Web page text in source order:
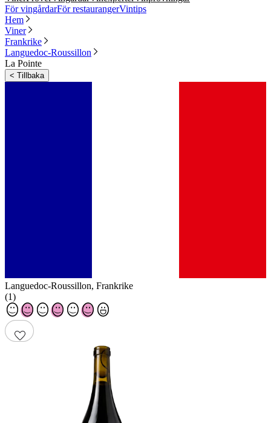
För vingårdarFör restaurangerVintips
Hem
Viner
Frankrike
Languedoc-Roussillon
La Pointe
< Tillbaka
Languedoc-Roussillon, Frankrike
(1)